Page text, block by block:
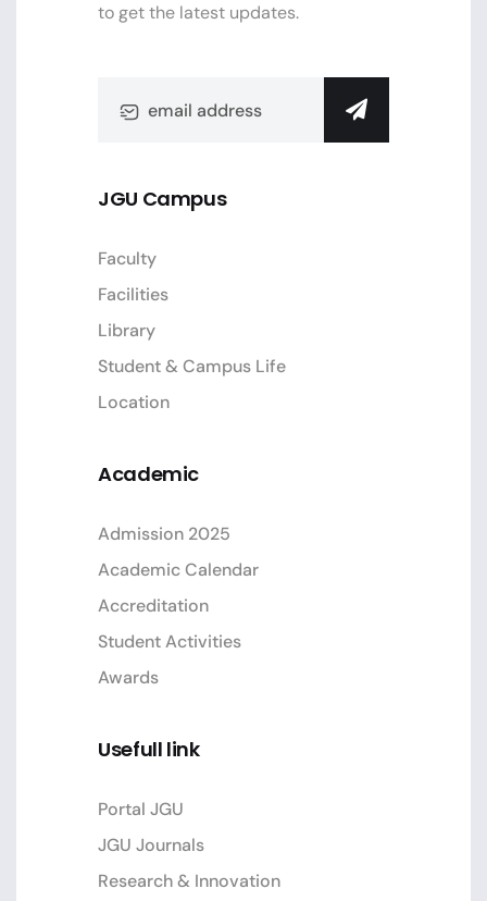
to get the latest updates.
JGU Campus
Faculty
Facilities
Library
Student & Campus Life
Location
Academic
Admission 2025
Academic Calendar
Accreditation
Student Activities
Awards
Usefull link
Portal JGU
JGU Journals
Research & Innovation